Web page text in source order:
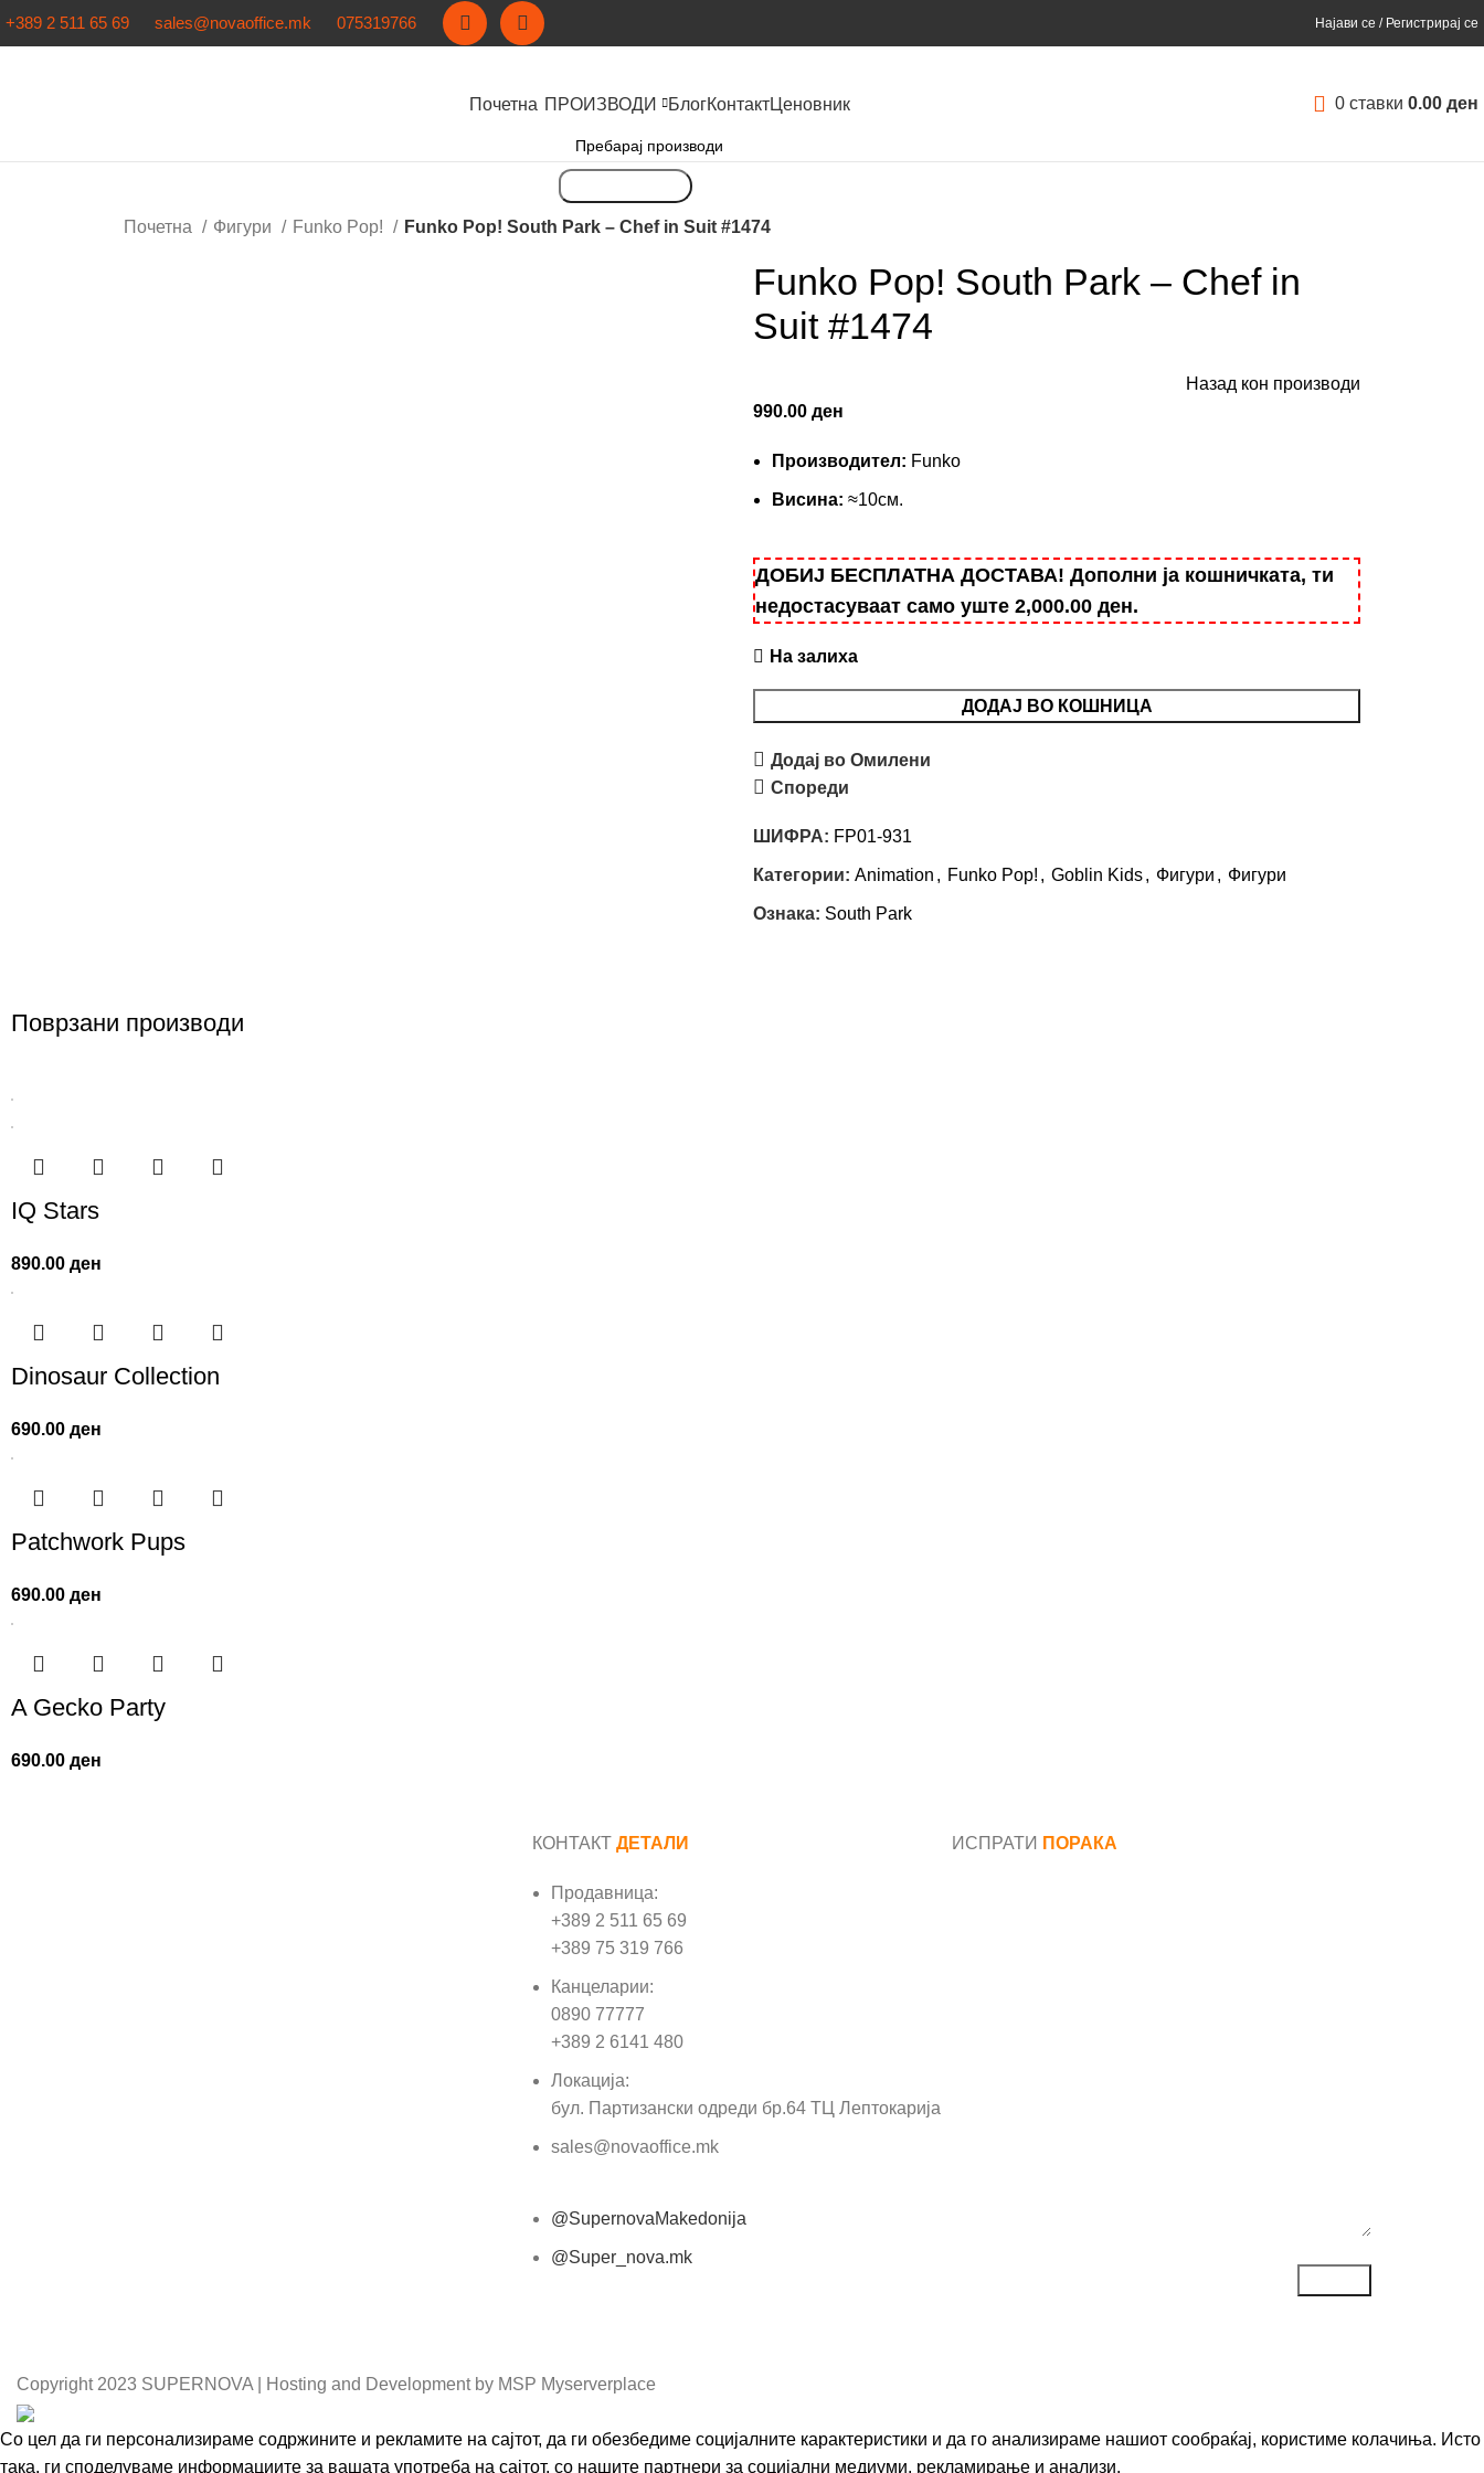
+389 2 511 65 69 sales@novaoffice.mk 075319766 Најави се / Регистрирај се
Почетна ПРОИЗВОДИ БлогКонтактЦеновник 0 ставки 0.00 ден
Почетна Фигури Funko Pop! Funko Pop! South Park – Chef in Suit #1474
Funko Pop! South Park – Chef in
Suit #1474
Назад кон производи
990.00 ден
Производител: Funko
Висина: ≈10см.
ДОБИЈ БЕСПЛАТНА ДОСТАВА! Дополни ја кошничката, ти
недостасуваат само уште 2,000.00 ден.
На залиха
ДОДАЈ ВО КОШНИЦА
Додај во Омилени
Спореди
ШИФРА: FP01-931
Категории: Animation , Funko Pop! , Goblin Kids, Фигури , Фигури
Ознака: South Park
Поврзани производи
IQ Stars
890.00ден
Dinosaur Collection
690.00ден
Patchwork Pups
690.00ден
A Gecko Party
690.00ден
КОНТАКТ ДЕТАЛИ
Продавница:
+389 2 511 65 69
+389 75 319 766
Канцеларии:
0890 77777
+389 2 6141 480
Локација:
бул. Партизански одреди бр.64 ТЦ Лептокарија
sales@novaoffice.mk
@SupernovaMakedonija
@Super_nova.mk
ИСПРАТИ ПОРАКА
Copyright 2023 SUPERNOVA | Hosting and Development by MSP Myserverplace
Со цел да ги персонализираме содржините и рекламите на сајтот, да ги обезбедиме социјалните карактеристики и да го анализираме нашиот сообраќај, користиме колачиња. Исто
така, ги споделуваме информациите за вашата употреба на сајтот, со нашите партнери за социјални медиуми, рекламирање и анализи.